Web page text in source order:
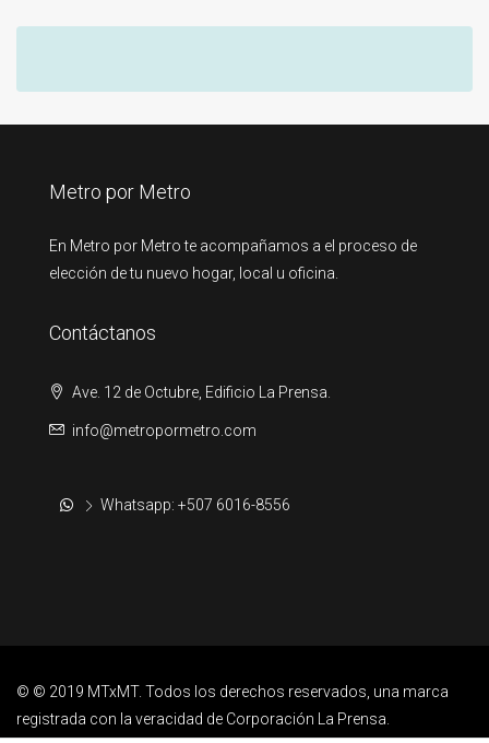
Metro por Metro
En Metro por Metro te acompañamos a el proceso de
elección de tu nuevo hogar, local u oficina.
Contáctanos
Ave. 12 de Octubre, Edificio La Prensa.
info@metropormetro.com
Whatsapp: +507 6016-8556
© © 2019 MTxMT. Todos los derechos reservados, una marca
registrada con la veracidad de Corporación La Prensa.